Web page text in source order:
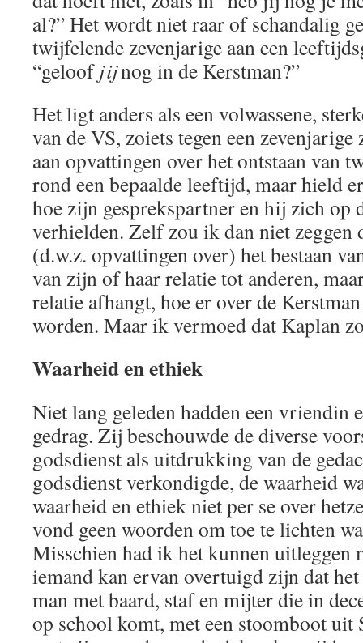
al?” Het wordt niet raar of schandalig
twijfelende zevenjarige aan een
“geloofjijnog in de Kerstman?”
Het ligt anders als een volwassene,
van de VS, zoiets tegen een
aan opvattingen over het ontstaan van
rond een bepaalde leeftijd, maar hield
hoe zijn gesprekspartner en hij zich op
verhielden. Zelf zou ik dan niet zeggen
(d.w.z. opvattingen over) het bestaan
van zijn of haar relatie tot anderen,
relatie afhangt, hoe er over de
worden. Maar ik vermoed dat Kaplan
Waarheid en ethiek
Niet lang geleden hadden een vriendin
gedrag. Zij beschouwde de diverse
godsdienst als uitdrukking van de
godsdienst verkondigde, de waarheid
waarheid en ethiek niet per se over
vond geen woorden om toe te lichten
Misschien had ik het kunnen uitleggen
iemand kan ervan overtuigd zijn dat het
man met baard, staf en mijter die in
op school komt, met een stoomboot uit